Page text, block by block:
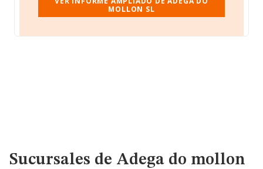
MOLLON SL
Sucursales de Adega do mollon